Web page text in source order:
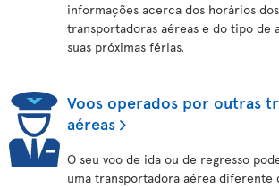
informações acerca dos horários
transportadoras aéreas e do tipo de
suas próximas férias.
Voos operados por outras
aéreas
O seu voo de ida ou de regresso
uma transportadora aérea diferente